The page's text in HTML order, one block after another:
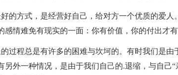
的方式，是经营好自己，给对方一个优质的爱
感情难免有现实的一面：你有价值，你的付出才有
过程总是有许多的困难与坎坷的。有时我们是
另外一种情况，是由于我们自己的.退缩，与自己